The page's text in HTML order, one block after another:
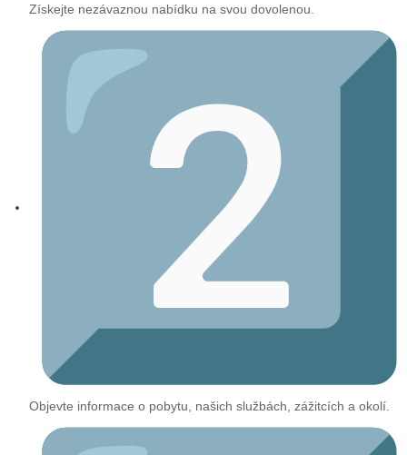
Získejte nezávaznou nabídku na svou dovolenou.
Objevte informace o pobytu, našich službách, zážitcích a okolí.